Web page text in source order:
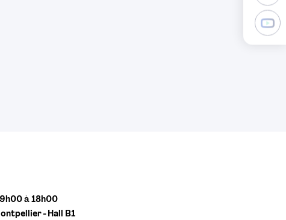
à 18h00
- Hall B1